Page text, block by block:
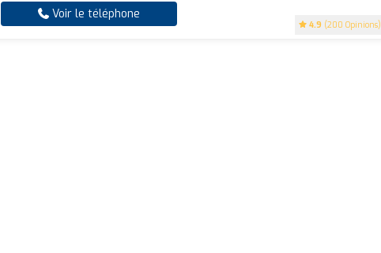
4.9 (200 Opinions)
Voir le téléphone